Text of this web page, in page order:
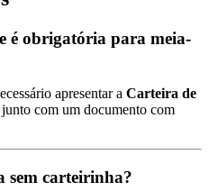
é obrigatória para meia-
apresentar a Carteira de
junto com um documento com
sem carteirinha?